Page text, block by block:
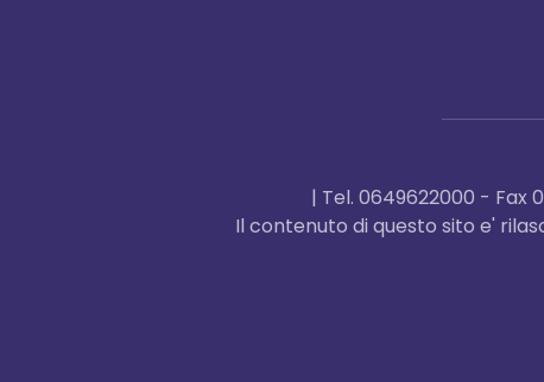
| Tel. 0649622000 - Fax
Il contenuto di questo sito e'